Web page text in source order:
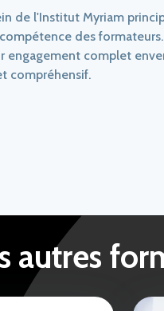
de l'Institut Myriam
des formateurs.
engagement complet
compréhensif.
autres